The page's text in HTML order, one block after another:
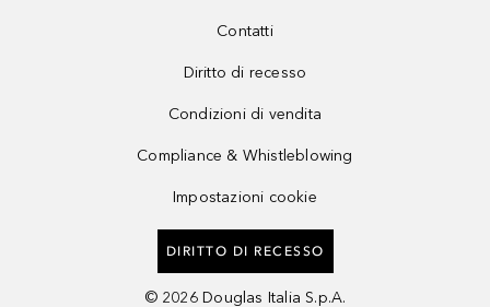
Contatti
Diritto di recesso
Condizioni di vendita
Compliance & Whistleblowing
Impostazioni cookie
DIRITTO DI RECESSO
© 2026 Douglas Italia S.p.A.